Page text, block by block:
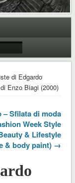
di Edgardo
Enzo Biagi (2000)
– Sfilata di moda
Week Style
& Lifestyle
& body paint) →